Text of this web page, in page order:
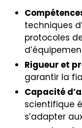
techniques
protocoles
Rigueur et
garantir la
Capacité
scientifique
s’adapter